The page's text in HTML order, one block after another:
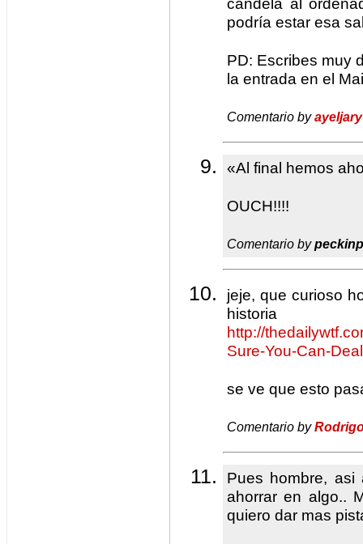
candela al
podría estar esa
PD: Escribes muy
la entrada en el
Comentario byayeljary
«Al final hemos
OUCH!!!!
Comentario by
jeje, que curioso
http://
Sure-You-Can-
se ve que esto
Comentario by
Pues hombre,
ahorrar en algo..
quiero dar mas